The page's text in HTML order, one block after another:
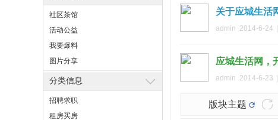
社区茶馆
活动公益
我要爆料
图片分享
分类信息
招聘求职
租房买房
关于应城生活
admin 2014-6-24
应城生活网，
admin 2014-6-23
版块主题